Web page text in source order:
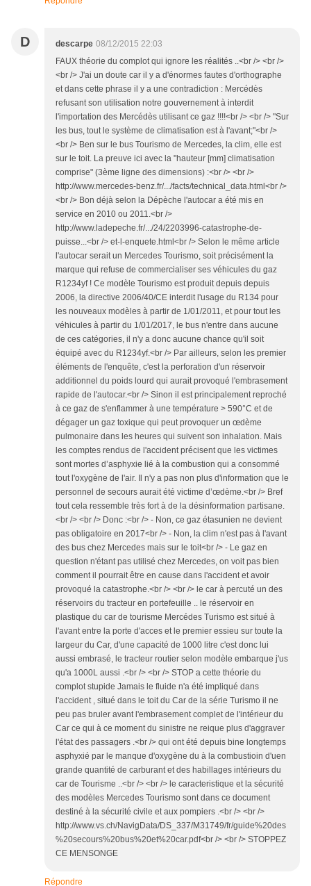
D descarpe 08/12/2015 22:03
FAUX théorie du complot qui ignore les réalités ..<br /> <br />
<br /> J'ai un doute car il y a d'énormes fautes d'orthographe
et dans cette phrase il y a une contradiction : Mercédès
refusant son utilisation notre gouvernement à interdit
l'importation des Mercédès utilisant ce gaz !!!!<br /> <br /> "Sur
les bus, tout le système de climatisation est à l'avant;"<br />
<br /> Ben sur le bus Tourismo de Mercedes, la clim, elle est
sur le toit. La preuve ici avec la "hauteur [mm] climatisation
comprise" (3ème ligne des dimensions) :<br /> <br />
http://www.mercedes-benz.fr/.../facts/technical_data.html<br />
<br /> Bon déjà selon la Dépèche l'autocar a été mis en
service en 2010 ou 2011.<br />
http://www.ladepeche.fr/.../24/2203996-catastrophe-de-
puisse...<br /> et-l-enquete.html<br /> Selon le même article
l'autocar serait un Mercedes Tourismo, soit précisément la
marque qui refuse de commercialiser ses véhicules du gaz
R1234yf ! Ce modèle Tourismo est produit depuis depuis
2006, la directive 2006/40/CE interdit l'usage du R134 pour
les nouveaux modèles à partir de 1/01/2011, et pour tout les
véhicules à partir du 1/01/2017, le bus n'entre dans aucune
de ces catégories, il n'y a donc aucune chance qu'il soit
équipé avec du R1234yf.<br /> Par ailleurs, selon les premier
éléments de l'enquête, c'est la perforation d'un réservoir
additionnel du poids lourd qui aurait provoqué l'embrasement
rapide de l'autocar.<br /> Sinon il est principalement reproché
à ce gaz de s'enflammer à une température > 590°C et de
dégager un gaz toxique qui peut provoquer un œdème
pulmonaire dans les heures qui suivent son inhalation. Mais
les comptes rendus de l'accident précisent que les victimes
sont mortes d’asphyxie lié à la combustion qui a consommé
tout l'oxygène de l'air. Il n'y a pas non plus d'information que le
personnel de secours aurait été victime d’œdème.<br /> Bref
tout cela ressemble très fort à de la désinformation partisane.
<br /> <br /> Donc :<br /> - Non, ce gaz étasunien ne devient
pas obligatoire en 2017<br /> - Non, la clim n'est pas à l'avant
des bus chez Mercedes mais sur le toit<br /> - Le gaz en
question n'étant pas utilisé chez Mercedes, on voit pas bien
comment il pourrait être en cause dans l'accident et avoir
provoqué la catastrophe.<br /> <br /> le car à percuté un des
réservoirs du tracteur en portefeuille .. le réservoir en
plastique du car de tourisme Mercédes Turismo est situé à
l'avant entre la porte d'acces et le premier essieu sur toute la
largeur du Car, d'une capacité de 1000 litre c'est donc lui
aussi embrasé, le tracteur routier selon modèle embarque j'us
qu'a 1000L aussi .<br /> <br /> STOP a cette théorie du
complot stupide Jamais le fluide n'a été impliqué dans
l'accident , situé dans le toit du Car de la série Turismo il ne
peu pas bruler avant l'embrasement complet de l'intérieur du
Car ce qui à ce moment du sinistre ne reique plus d'aggraver
l'état des passagers .<br /> qui ont été depuis bine longtemps
asphyxié par le manque d'oxygène du à la combustioin d'uen
grande quantité de carburant et des habillages intérieurs du
car de Tourisme ..<br /> <br /> le caracteristique et la sécurité
des modèles Mercedes Tourismo sont dans ce document
destiné à la sécurité civile et aux pompiers .<br /> <br />
http://www.vs.ch/NavigData/DS_337/M31749/fr/guide%20des
%20secours%20bus%20et%20car.pdf<br /> <br /> STOPPEZ
CE MENSONGE
Répondre